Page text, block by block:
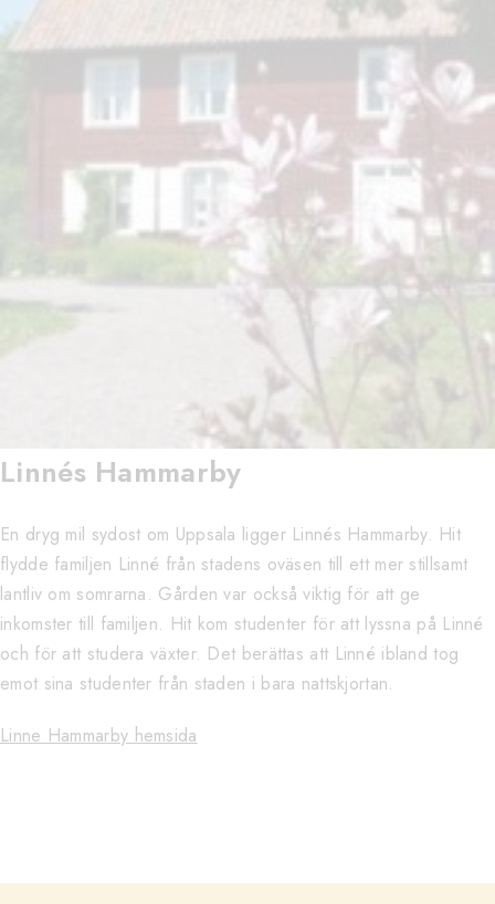
Linnés Hammarby
En dryg mil sydost om Uppsala ligger Linnés Hammarby. Hit
flydde familjen Linné från stadens oväsen till ett mer stillsamt
lantliv om somrarna. Gården var också viktig för att ge
inkomster till familjen. Hit kom studenter för att lyssna på Linné
och för att studera växter. Det berättas att Linné ibland tog
emot sina studenter från staden i bara nattskjortan.
Linne Hammarby hemsida